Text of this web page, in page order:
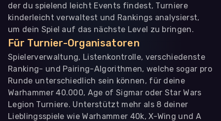
der du spielend leicht Events findest, Turniere
kinderleicht verwaltest und Rankings analysierst,
um dein Spiel auf das nächste Level zu bringen.
Für Turnier-Organisatoren
Spielerverwaltung, Listenkontrolle, verschiedenste
Ranking- und Pairing-Algorithmen, welche sogar pro
Runde unterschiedlich sein können, für deine
Warhammer 40.000, Age of Sigmar oder Star Wars
Legion Turniere. Unterstützt mehr als 8 deiner
Lieblingsspiele wie Warhammer 40k, X-Wing und A